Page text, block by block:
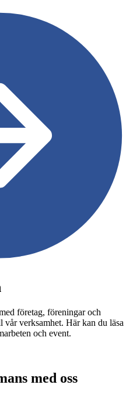
företag, föreningar och
verksamhet. Här kan du läsa
och event.
med oss